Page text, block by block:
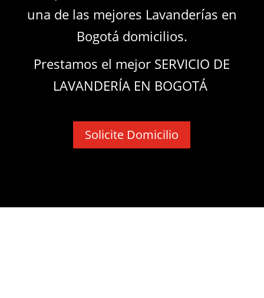
una de las mejores Lavanderías en
Bogotá domicilios.
Prestamos el mejor SERVICIO DE
LAVANDERÍA EN BOGOTÁ
Solicite Domicilio